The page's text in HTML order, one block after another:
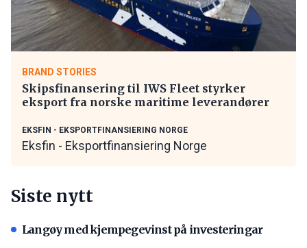
BRAND STORIES
Skipsfinansering til IWS Fleet styrker
eksport fra norske maritime leverandører
EKSFIN - EKSPORTFINANSIERING NORGE
Eksfin - Eksportfinansiering Norge
Siste nytt
Langøy med kjempegevinst på investeringar